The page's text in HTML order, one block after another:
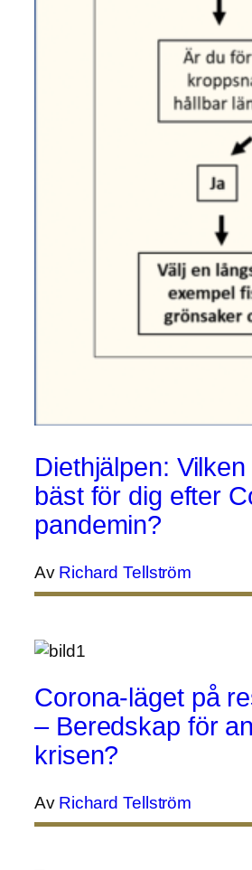
Diethjälpen:
bäst för dig efter
pandemin?
Av Richard Tellström
Corona-läget på
– Beredskap för
krisen?
Av Richard Tellström